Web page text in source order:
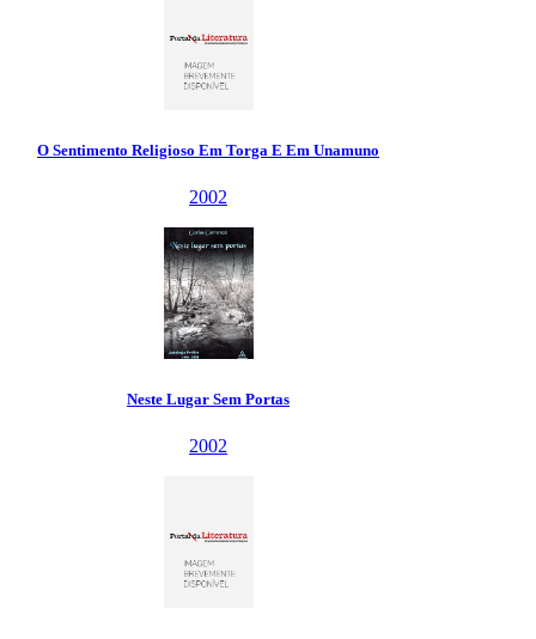
Em Torga E Em Unamuno
Lugar Sem Portas